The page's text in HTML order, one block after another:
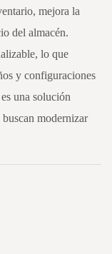
mejora la
del almacén.
lo que
y configuraciones
una solución
modernizar